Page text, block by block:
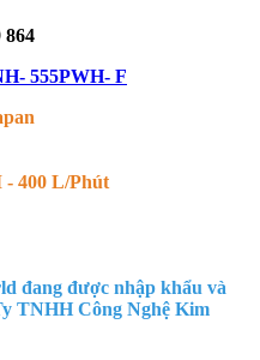
864
555PWH- F
- 400 L/Phút
đang được nhập khẩu và
TNHH Công Nghệ Kim